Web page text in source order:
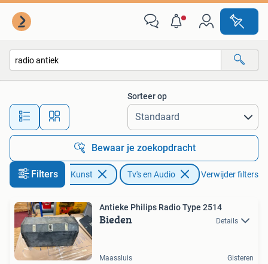
Alle afstanden…
Sorteer op
Bewaar je zoekopdracht
Filters
Antiek en Kunst Tv's en Audio Verwijder filters
Antieke Philips Radio Type 2514
Bieden Details
Maassluis Gisteren